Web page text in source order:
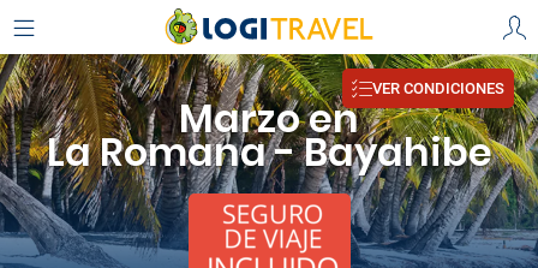
Marzo en
La Romana - Bayahibe
VER CONDICIONES